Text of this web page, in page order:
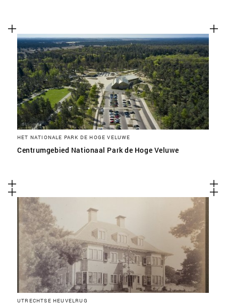
HET NATIONALE PARK DE HOGE VELUWE
Centrumgebied Nationaal Park de Hoge Veluwe
UTRECHTSE HEUVELRUG